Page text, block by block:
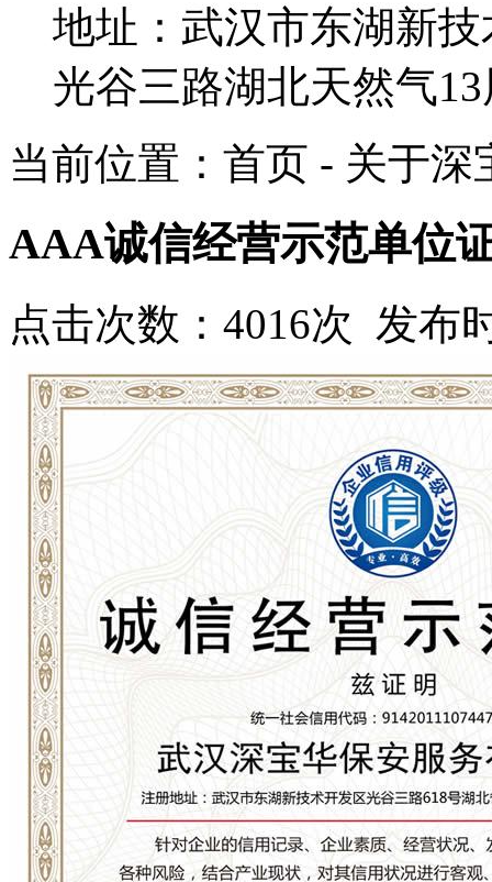
地址：武汉市东湖新
光谷三路湖北天然气13
当前位置：首页 - 关于
AAA诚信经营示范单位
点击次数：4016次 发布